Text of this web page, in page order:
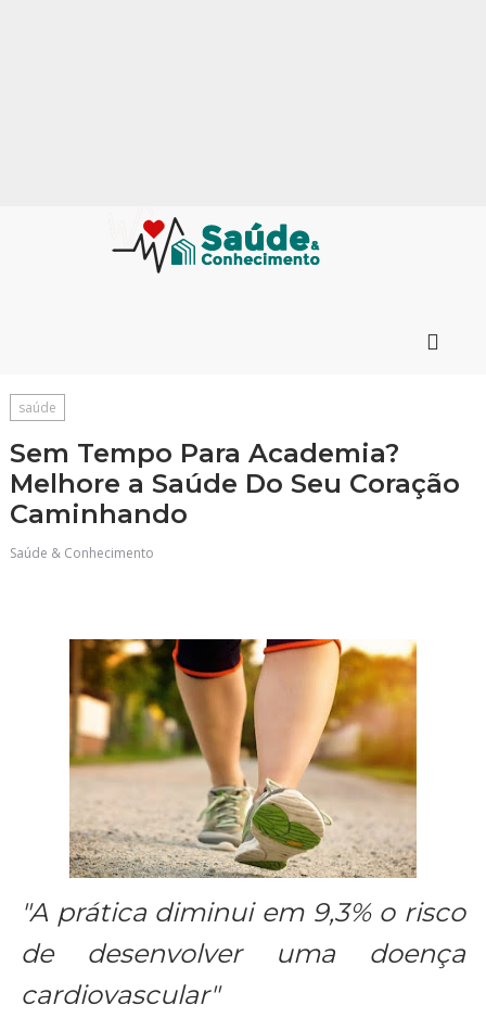
saúde
Sem Tempo Para Academia?
Melhore a Saúde Do Seu Coração
Caminhando
Saúde & Conhecimento
"A prática diminui em 9,3% o risco
de desenvolver uma doença
cardiovascular"